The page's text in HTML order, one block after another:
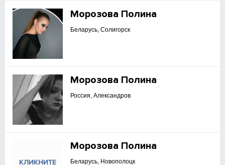
Морозова Полина
Беларусь, Солигорск
Морозова Полина
Россия, Александров
Морозова Полина
Беларусь, Новополоцк